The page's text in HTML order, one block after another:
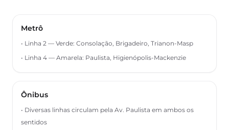
Metrô
• Linha 2 — Verde: Consolação, Brigadeiro, Trianon-Masp
• Linha 4 — Amarela: Paulista, Higienópolis-Mackenzie
Ônibus
• Diversas linhas circulam pela Av. Paulista em ambos os
sentidos